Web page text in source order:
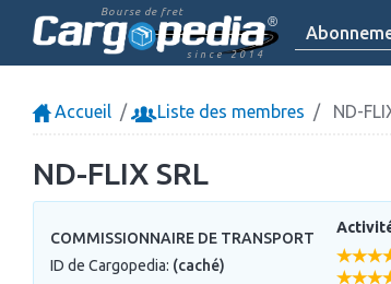
Bourse de fret
since 2014
Accueil Liste des membres ND-
ND-FLIX SRL
COMMISSIONNAIRE DE TRANSPORT
ID de Cargopedia: (caché)